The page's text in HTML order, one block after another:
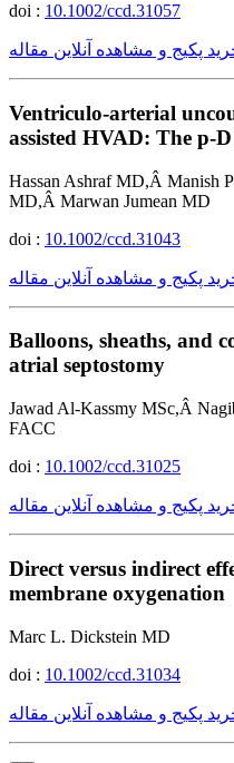
doi : 10.1002/ccd.31057
پکیج و مشاهده آنلاین مقاله
Ventriculo-arterial
assisted HVAD: The p-
Hassan Ashraf MD,Â Manish
MD,Â Marwan Jumean MD
doi : 10.1002/ccd.31043
پکیج و مشاهده آنلاین مقاله
Balloons, sheaths, and
atrial septostomy
Jawad Al-Kassmy MSc,Â
FACC
doi : 10.1002/ccd.31025
پکیج و مشاهده آنلاین مقاله
Direct versus indirect
membrane oxygenation
Marc L. Dickstein MD
doi : 10.1002/ccd.31034
پکیج و مشاهده آنلاین مقاله